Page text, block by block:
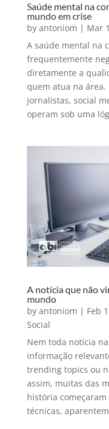
Saúde mental na
mundo em crise
by antoniom | Mar
A saúde mental na
frequentemente
diretamente a
quem atua na
jornalistas, social
operam sob uma
A notícia que não
mundo
by antoniom | Feb
Social
Nem toda notícia
informação
trending topics ou
assim, muitas das
história
técnicas,